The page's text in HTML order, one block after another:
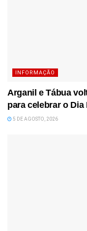
INFORMAÇÃO
Arganil e Tábua
para celebrar o
5 DE AGOSTO, 2026